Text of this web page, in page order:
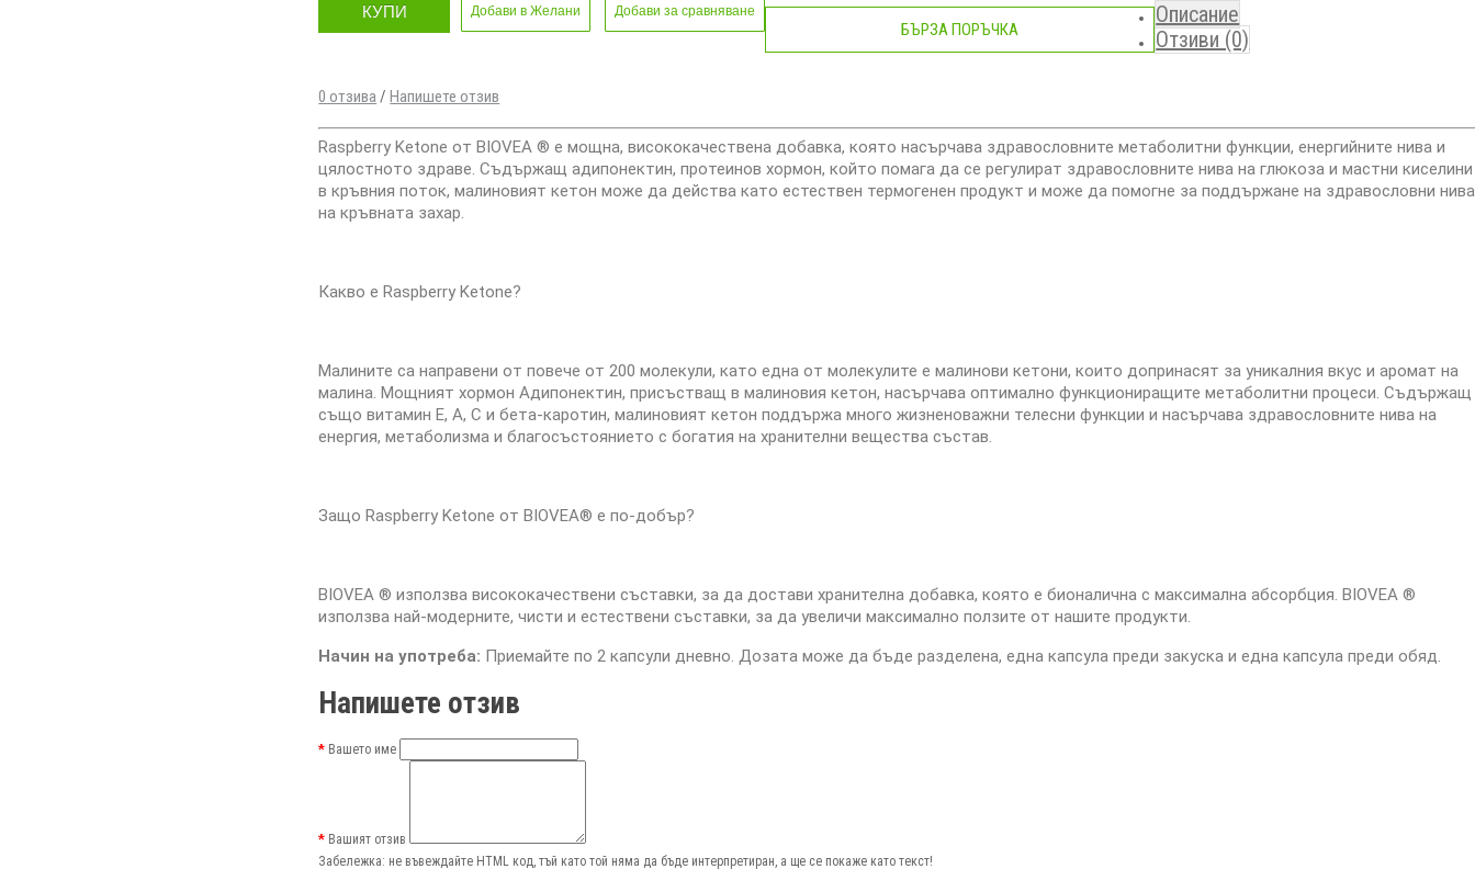
КУПИ Добави в Желани Добави за сравняване
БЪРЗА ПОРЪЧКА
0 отзива / Напишете отзив
Описание
Отзиви (0)
Raspberry Ketone от BIOVEA ® е мощна, висококачествена добавка, която насърчава здравословните метаболитни функции, енергийните нива и
цялостното здраве. Съдържащ адипонектин, протеинов хормон, който помага да се регулират здравословните нива на глюкоза и мастни киселини
в кръвния поток, малиновият кетон може да действа като естествен термогенен продукт и може да помогне за поддържане на здравословни нива
на кръвната захар.
Какво е Raspberry Ketone?
Малините са направени от повече от 200 молекули, като една от молекулите е малинови кетони, които допринасят за уникалния вкус и аромат на
малина. Мощният хормон Адипонектин, присъстващ в малиновия кетон, насърчава оптимално функциониращите метаболитни процеси. Съдържащ
също витамин Е, А, С и бета-каротин, малиновият кетон поддържа много жизненоважни телесни функции и насърчава здравословните нива на
енергия, метаболизма и благосъстоянието с богатия на хранителни вещества състав.
Защо Raspberry Ketone от BIOVEA® е по-добър?
BIOVEA ® използва висококачествени съставки, за да достави хранителна добавка, която е бионалична с максимална абсорбция. BIOVEA ®
използва най-модерните, чисти и естествени съставки, за да увеличи максимално ползите от нашите продукти.
Начин на употреба: Приемайте по 2 капсули дневно. Дозата може да бъде разделена, една капсула преди закуска и една капсула преди обяд.
Напишете отзив
Вашето име
Вашият отзив
Забележка: не въвеждайте HTML код, тъй като той няма да бъде интерпретиран, а ще се покаже като текст!